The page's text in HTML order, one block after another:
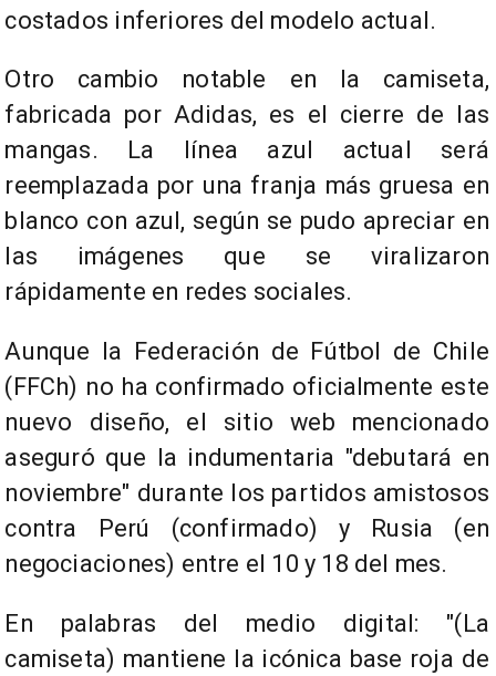
costados inferiores del modelo actual.
Otro cambio notable en la camiseta,
fabricada por Adidas, es el cierre de las
mangas. La línea azul actual será
reemplazada por una franja más gruesa en
blanco con azul, según se pudo apreciar en
las imágenes que se viralizaron
rápidamente en redes sociales.
Aunque la Federación de Fútbol de Chile
(FFCh) no ha confirmado oficialmente este
nuevo diseño, el sitio web mencionado
aseguró que la indumentaria "debutará en
noviembre" durante los partidos amistosos
contra Perú (confirmado) y Rusia (en
negociaciones) entre el 10 y 18 del mes.
En palabras del medio digital: "(La
camiseta) mantiene la icónica base roja de